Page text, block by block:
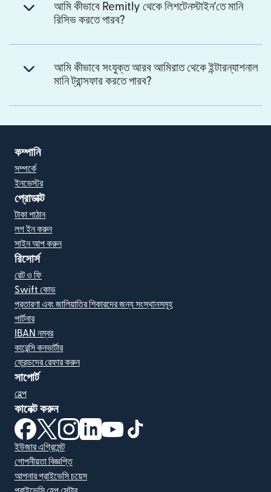
আমি কীভাবে Remitly থেকে লিশটেনস্টাইন'তে মানি
রিসিভ করতে পারব?
আমি কীভাবে সংযুক্ত আরব আমিরাত থেকে ইন্টারন্যাশনাল
মানি ট্রান্সফার করতে পারব?
কম্পানি
সম্পর্কে
ইনভেস্টর
প্রোডাক্ট
টাকা পাঠান
লগ ইন করুন
সাইন আপ করুন
রিসোর্স
রেট ও ফি
Swift কোড
প্রতারণা এবং জালিয়াতির শিকারদের জন্য সংস্থানসমূহ
পার্টনার
IBAN নম্বর
কারেন্সি কনভার্টার
ফ্রেন্ডদের রেফার করুন
সাপোর্ট
হেল্প
কানেক্ট করুন
(নতুন উইন্ডোতে খুলবে)
(নতুন উইন্ডোতে খুলবে)
(নতুন উইন্ডোতে খুলবে)
(নতুন উইন্ডোতে খুলবে)
(নতুন উইন্ডোতে খুলবে)
ইউজার এগ্রিমেন্ট
গোপনীয়তা বিজ্ঞপ্তি
আপনার প্রাইভেসি চয়েস